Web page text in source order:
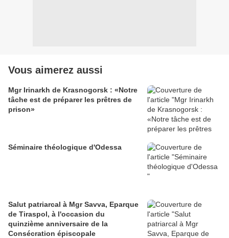
Vous aimerez aussi
Mgr Irinarkh de Krasnogorsk : «Notre
tâche est de préparer les prêtres de
prison»
Séminaire théologique d'Odessa
Salut patriarcal à Mgr Savva, Eparque
de Tiraspol, à l'occasion du
quinzième anniversaire de la
Consécration épiscopale